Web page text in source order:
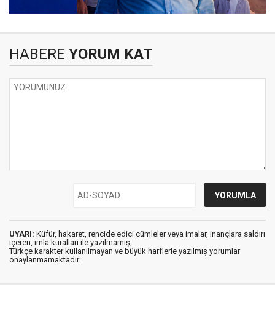
HABERE YORUM KAT
UYARI: Küfür, hakaret, rencide edici cümleler veya imalar, inançlara saldırı
içeren, imla kuralları ile yazılmamış,
Türkçe karakter kullanılmayan ve büyük harflerle yazılmış yorumlar
onaylanmamaktadır.